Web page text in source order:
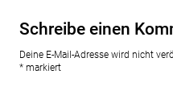
Schreibe einen
Deine E-Mail-Adresse wird nicht
* markiert